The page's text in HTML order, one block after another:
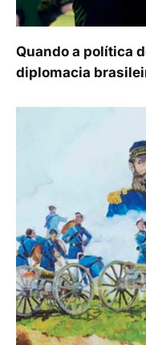
Quando a política
diplomacia